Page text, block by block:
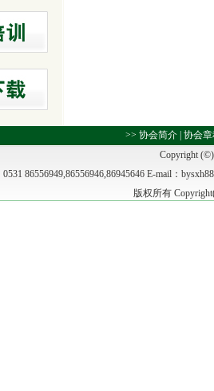
>> 协会简介 协会
Copyright (©)
86556949,86556946,86945646 E-mail：
版权所有